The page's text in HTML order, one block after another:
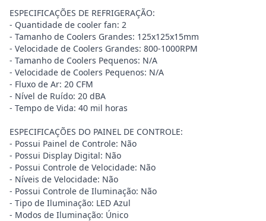
ESPECIFICAÇÕES DE REFRIGERAÇÃO:
- Quantidade de cooler fan: 2
- Tamanho de Coolers Grandes: 125x125x15mm
- Velocidade de Coolers Grandes: 800-1000RPM
- Tamanho de Coolers Pequenos: N/A
- Velocidade de Coolers Pequenos: N/A
- Fluxo de Ar: 20 CFM
- Nível de Ruído: 20 dBA
- Tempo de Vida: 40 mil horas
ESPECIFICAÇÕES DO PAINEL DE CONTROLE:
- Possui Painel de Controle: Não
- Possui Display Digital: Não
- Possui Controle de Velocidade: Não
- Níveis de Velocidade: Não
- Possui Controle de Iluminação: Não
- Tipo de Iluminação: LED Azul
- Modos de Iluminação: Único